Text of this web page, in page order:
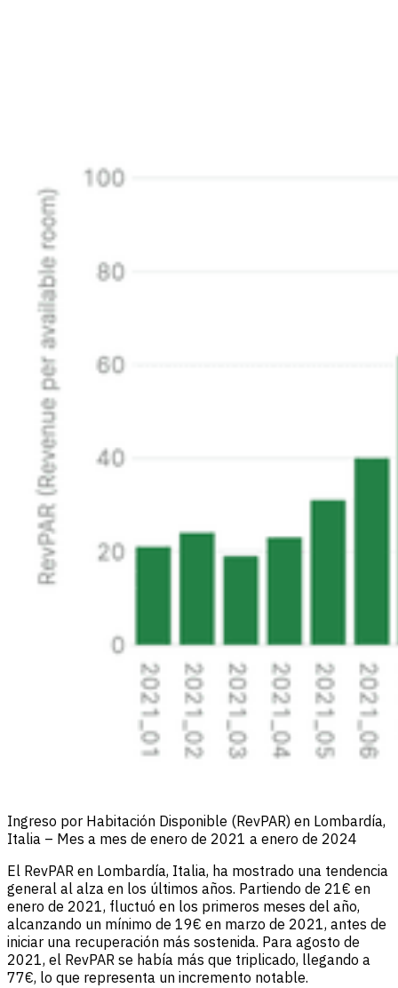
Ingreso por Habitación Disponible (RevPAR) en Lombardía,
Italia – Mes a mes de enero de 2021 a enero de 2024
El RevPAR en Lombardía, Italia, ha mostrado una tendencia
general al alza en los últimos años. Partiendo de 21€ en
enero de 2021, fluctuó en los primeros meses del año,
alcanzando un mínimo de 19€ en marzo de 2021, antes de
iniciar una recuperación más sostenida. Para agosto de
2021, el RevPAR se había más que triplicado, llegando a
77€, lo que representa un incremento notable.